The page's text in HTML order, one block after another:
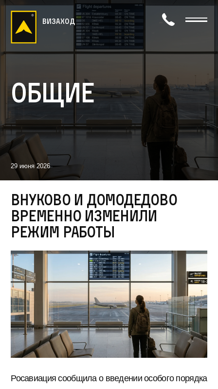
визаход
Общие
29 июня 2026
Внуково и Домодедово
временно изменили
режим работы
Росавиация сообщила о введении особого порядка